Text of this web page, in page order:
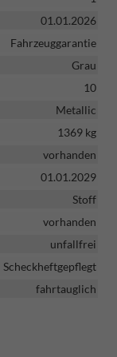
01.01.2026
Fahrzeuggarantie
Grau
10
Metallic
1369 kg
vorhanden
01.01.2029
Stoff
vorhanden
unfallfrei
Scheckheftgepflegt
fahrtauglich